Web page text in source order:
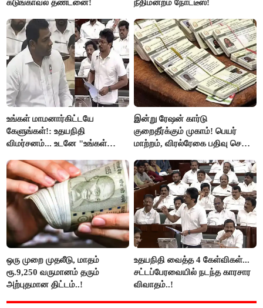
கடுங்காவல் தண்டனை!
நீதிமன்றம் நோட்டீஸ்!
உங்கள் மாமனார்கிட்டயே
கேளுங்கள்!: உதயநிதி
விமர்சனம்... உடனே "உங்கள்
ஆதவ் அர்ஜுனா பதிலடி!
இன்று ரேஷன் கார்டு
குறைதீர்க்கும் முகாம்! பெயர்
மாற்றம், விரல்ரேகை பதிவு செய்ய
ஒரு முறை முதலீடு, மாதம்
ரூ.9,250 வருமானம் தரும்
அற்புதமான திட்டம்..!
உதயநிதி வைத்த 4 கேள்விகள்...
சட்டப்பேரவையில் நடந்த காரசார
விவாதம்..!